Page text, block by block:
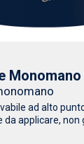
Monomano
ad alto
da applicare, non